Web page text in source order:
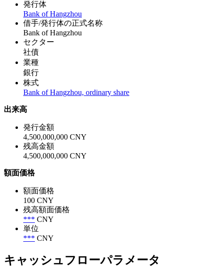
発行体
Bank of Hangzhou
借手/発行体の正式名称
Bank of Hangzhou
セクター
社債
業種
銀行
株式
Bank of Hangzhou, ordinary share
出来高
発行金額
4,500,000,000 CNY
残高金額
4,500,000,000 CNY
額面価格
額面価格
100 CNY
残高額面価格
*** CNY
単位
*** CNY
キャッシュフローパラメータ